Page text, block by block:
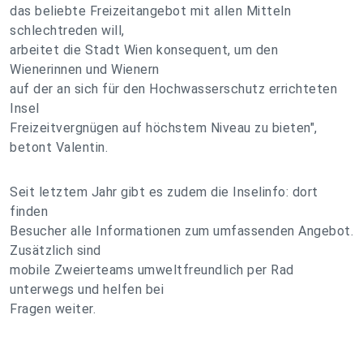
das beliebte Freizeitangebot mit allen Mitteln
schlechtreden will,
arbeitet die Stadt Wien konsequent, um den
Wienerinnen und Wienern
auf der an sich für den Hochwasserschutz errichteten
Insel
Freizeitvergnügen auf höchstem Niveau zu bieten",
betont Valentin.
Seit letztem Jahr gibt es zudem die Inselinfo: dort
finden
Besucher alle Informationen zum umfassenden Angebot.
Zusätzlich sind
mobile Zweierteams umweltfreundlich per Rad
unterwegs und helfen bei
Fragen weiter.